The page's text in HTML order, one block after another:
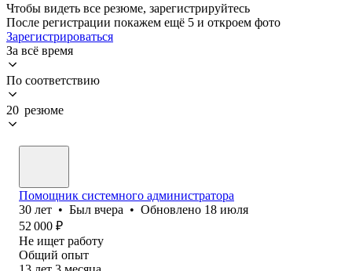
Чтобы видеть все резюме, зарегистрируйтесь
После регистрации покажем ещё 5 и откроем фото
Зарегистрироваться
За всё время
По соответствию
20 резюме
Помощник системного администратора
30 лет • Был вчера • Обновлено 18 июля
52 000 ₽
Не ищет работу
Общий опыт